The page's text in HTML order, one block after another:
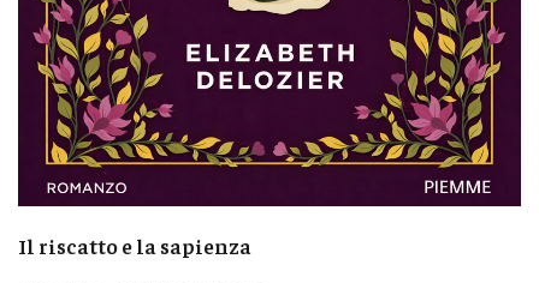
Il riscatto e la sapienza